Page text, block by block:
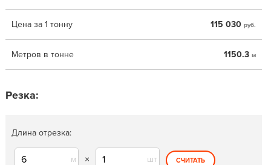
Цена за 1 тонну 115 030 руб.
Метров в тонне 1150.3 м
Резка:
Длина отрезка:
м × шт СЧИТАТЬ